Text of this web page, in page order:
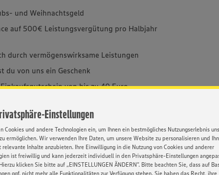
Einstellungen
Cookies und andere Technologien ein, um Ihnen ein bestmögliches Nutzungserlebnis
ermöglichen. Wir verwenden Ihre Daten, um unsere Website zu personalisieren und
relevante Inhalte anzubieten. Ihre Einwilligung in die Nutzung von Cookies und anderer
ist freiwillig und kann jederzeit individuell in den Privatsphäre-Einstellungen
klicken Sie bitte auf „EINSTELLUNGEN ÄNDERN”. Bitte beachten Sie, dass auf
ggf. nicht mehr alle Funktionalitäten zur Verfügung stehen. Sie haben das Recht, ihre
und Weihnachtsgeld
auf 500€ Leistungsvergütung pro Halbjahr
durch vermögenswirksame Leistungen
du von uns ein Geschenk
von bis zu 40 Euro
Ausbildungsseminare gekoppelt mit
Mit Engagement & unseren
alles erreichen
dürfen nach bestandener Prüfung und